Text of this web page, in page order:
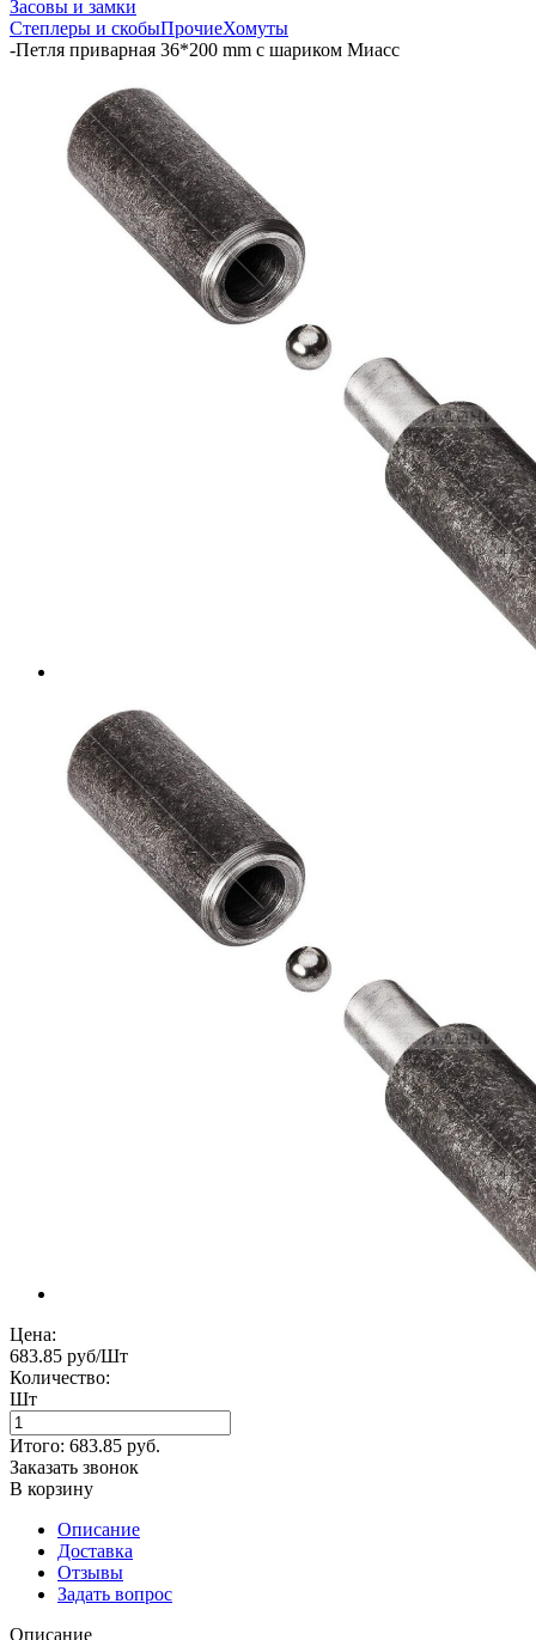
Засовы и замки
Степлеры и скобыПрочиеХомуты
-Петля приварная 36*200 mm с шариком Миасс
Цена:
683.85 руб/Шт
Количество:
Шт
Итого: 683.85 руб.
Заказать звонок
В корзину
Описание
Доставка
Отзывы
Задать вопрос
Описание